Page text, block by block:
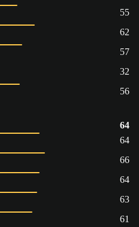
55
62
57
32
56
64
64
66
64
63
61